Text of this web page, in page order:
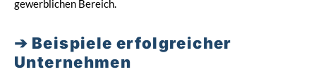
gewerblichen Bereich.
Beispiele erfolgreicher
Unternehmen